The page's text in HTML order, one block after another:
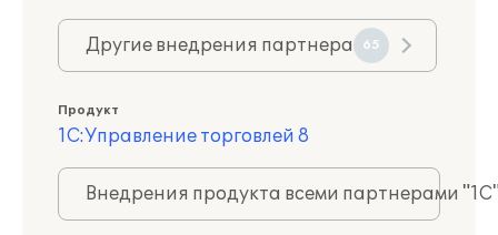
Другие внедрения партнера 65
Продукт
1С:Управление торговлей 8
Внедрения продукта всеми партнерами